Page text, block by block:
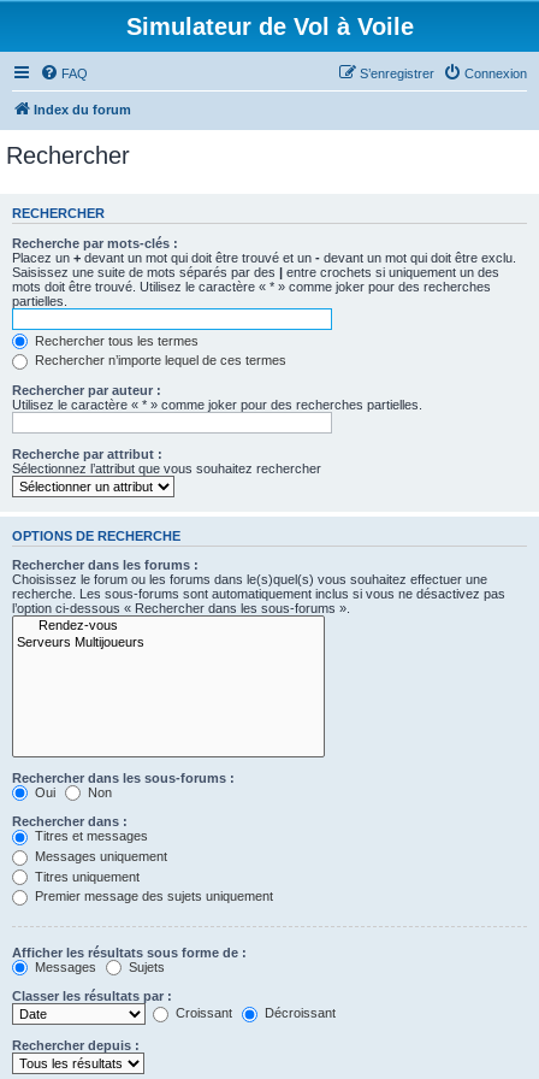
Simulateur de Vol à Voile
FAQ Connexion
S’enregistrer
Index du forum
Rechercher
RECHERCHER
Recherche par mots-clés :
Placez un + devant un mot qui doit être trouvé et un - devant un mot qui doit être exclu.
Saisissez une suite de mots séparés par des | entre crochets si uniquement un des
mots doit être trouvé. Utilisez le caractère « * » comme joker pour des recherches
partielles.
Rechercher tous les termes
Rechercher n’importe lequel de ces termes
Rechercher par auteur :
Utilisez le caractère « * » comme joker pour des recherches partielles.
Recherche par attribut :
Sélectionnez l’attribut que vous souhaitez rechercher
OPTIONS DE RECHERCHE
Rechercher dans les forums :
Choisissez le forum ou les forums dans le(s)quel(s) vous souhaitez effectuer une
recherche. Les sous-forums sont automatiquement inclus si vous ne désactivez pas
l’option ci-dessous « Rechercher dans les sous-forums ».
Rechercher dans les sous-forums :
Oui
Non
Rechercher dans :
Titres et messages
Messages uniquement
Titres uniquement
Premier message des sujets uniquement
Afficher les résultats sous forme de :
Messages
Sujets
Classer les résultats par :
Croissant
Décroissant
Rechercher depuis :